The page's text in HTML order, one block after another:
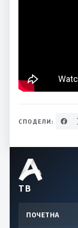
СПОДЕЛИ:
ТВ
ПОЧЕТНА